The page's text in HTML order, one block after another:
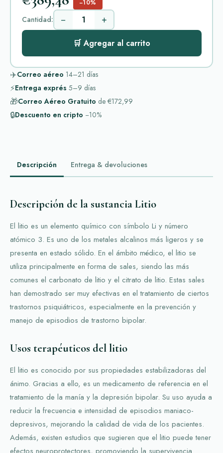
−10%
Cantidad: − +
🛒 Agregar al carrito
✈️Correo aéreo 14–21 días
⚡Entrega exprés 5–9 días
🎁Correo Aéreo Gratuito de €172,99
🔒Descuento en cripto −10%
Descripción Entrega & devoluciones
Descripción de la sustancia Litio
El litio es un elemento químico con símbolo Li y número
atómico 3. Es uno de los metales alcalinos más ligeros y se
presenta en estado sólido. En el ámbito médico, el litio se
utiliza principalmente en forma de sales, siendo las más
comunes el carbonato de litio y el citrato de litio. Estas sales
han demostrado ser muy efectivas en el tratamiento de ciertos
trastornos psiquiátricos, especialmente en la prevención y
manejo de episodios de trastorno bipolar.
Usos terapéuticos del litio
El litio es conocido por sus propiedades estabilizadoras del
ánimo. Gracias a ello, es un medicamento de referencia en el
tratamiento de la manía y la depresión bipolar. Su uso ayuda a
reducir la frecuencia e intensidad de episodios maniaco-
depresivos, mejorando la calidad de vida de los pacientes.
Además, existen estudios que sugieren que el litio puede tener
efectos neuroprotectores, promoviendo la supervivencia